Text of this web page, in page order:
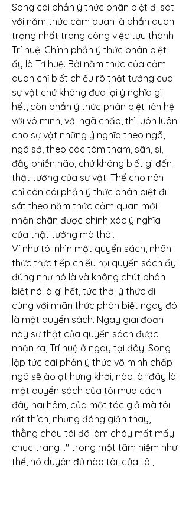
Song cái phần ý thức phân biệt đi sát
với năm thức cảm quan là phần quan
trọng nhất trong công việc tựu thành
Trí huệ. Chính phần ý thức phân biệt
ấy là Trí huệ. Bởi năm thức của cảm
quan chỉ biết chiếu rõ thật tướng của
sự vật chứ không đưa lại ý nghĩa gì
hết, còn phần ý thức phân biệt liên hệ
với vô minh, với ngã chấp, thì luôn luôn
cho sự vật những ý nghĩa theo ngã,
ngã sở, theo các tâm tham, sân, si,
đầy phiền não, chứ không biết gì đến
thật tướng của sự vật. Thế cho nên
chỉ còn cái phần ý thức phân biệt đi
sát theo năm thức cảm quan mới
nhận chân được chính xác ý nghĩa
của thật tướng mà thôi.
Ví như tôi nhìn một quyển sách, nhãn
thức trực tiếp chiếu rọi quyển sách ấy
đúng như nó là và không chút phân
biệt nó là gì hết, tức thời ý thức đi
cùng với nhãn thức phân biệt ngay đó
là một quyển sách. Ngay giai đoạn
này sự thật của quyển sách được
nhận ra, Trí huệ ở ngay tại đây. Song
lập tức cái phần ý thức vô minh chấp
ngã sẽ ào ạt hưng khởi, nào là "đây là
một quyển sách của tôi mua cách
đây hai hôm, của một tác giả mà tôi
rất thích, nhưng đáng giận thay,
thằng cháu tôi đã làm cháy mất mấy
chục trang .." trong một tâm niệm như
thế, nó duyên đủ nào tôi, của tôi,